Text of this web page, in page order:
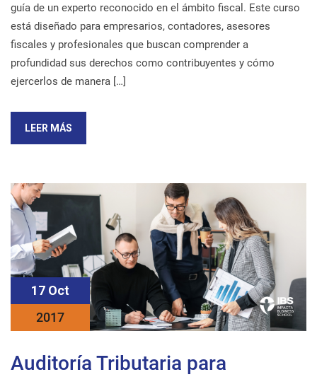
guía de un experto reconocido en el ámbito fiscal. Este curso
está diseñado para empresarios, contadores, asesores
fiscales y profesionales que buscan comprender a
profundidad sus derechos como contribuyentes y cómo
ejercerlos de manera […]
LEER MÁS
17 Oct
2017
Auditoría Tributaria para